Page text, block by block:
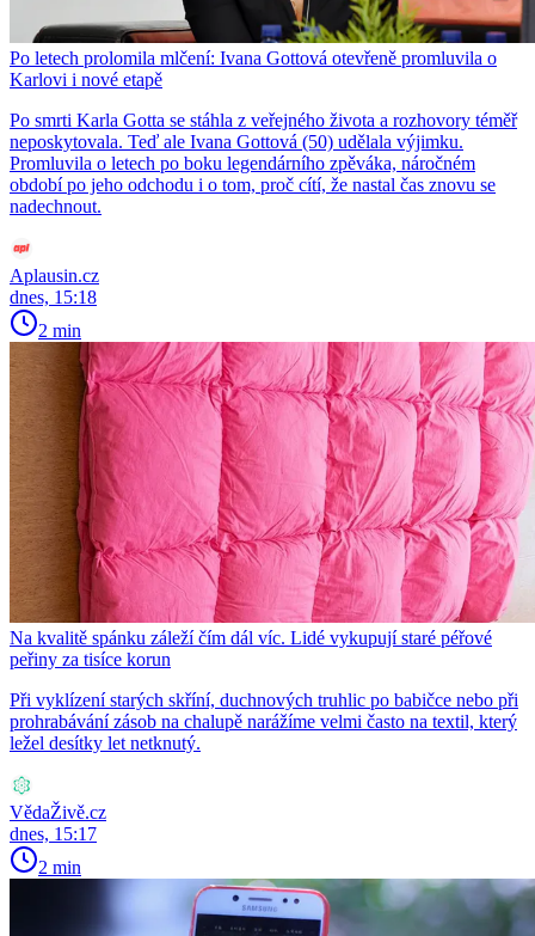
Po letech prolomila mlčení: Ivana Gottová otevřeně promluvila o
Karlovi i nové etapě
Po smrti Karla Gotta se stáhla z veřejného života a rozhovory téměř
neposkytovala. Teď ale Ivana Gottová (50) udělala výjimku.
Promluvila o letech po boku legendárního zpěváka, náročném
období po jeho odchodu i o tom, proč cítí, že nastal čas znovu se
nadechnout.
Aplausin.cz
dnes, 15:18
2 min
Na kvalitě spánku záleží čím dál víc. Lidé vykupují staré péřové
peřiny za tisíce korun
Při vyklízení starých skříní, duchnových truhlic po babičce nebo při
prohrabávání zásob na chalupě narážíme velmi často na textil, který
ležel desítky let netknutý.
VědaŽivě.cz
dnes, 15:17
2 min